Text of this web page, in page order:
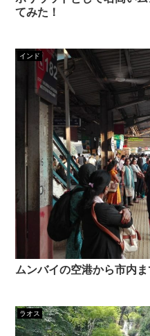
てみた！
インド
ムンバイの空港から市内
ラオス